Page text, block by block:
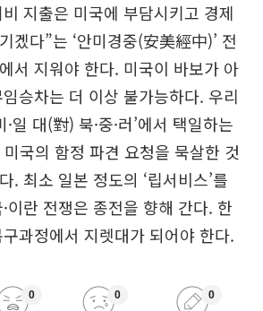
지출은 미국에 부담시키고 경제
겠다”는 ‘안미경중(安美經中)’ 전
서 지워야 한다. 미국이 바보가 아
승차는 더 이상 불가능하다. 우리
·일 대(對) 북·중·러’에서 택일하는
국의 함정 파견 요청을 묵살한 것
. 최소 일본 정도의 ‘립서비스’를
이란 전쟁은 종전을 향해 간다. 한
과정에서 지렛대가 되어야 한다.
0 0 0